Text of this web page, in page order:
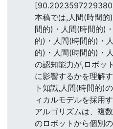
本稿では,人間(時間
間的)・人間(時間的)
的)・人間(時間的)・
的)・人間(時間的)・
の認知能力が,ロボッ
に影響するかを理解
ト知識,人間(時間的)
ィカルモデルを採用
アルゴリズムは、複
のロボットから個別